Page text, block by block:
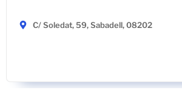
C/ Soledat, 59, Sabadell, 08202